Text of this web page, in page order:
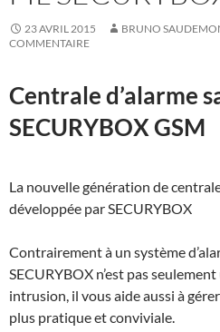
23 AVRIL 2015 BRUNO
COMMENTAIRE
Centrale d’alarme
SECURYBOX GSM
La nouvelle génération de
développée par SECURYBOX
Contrairement à un système
SECURYBOX n’est pas
intrusion, il vous aide aussi à
plus pratique et conviviale.